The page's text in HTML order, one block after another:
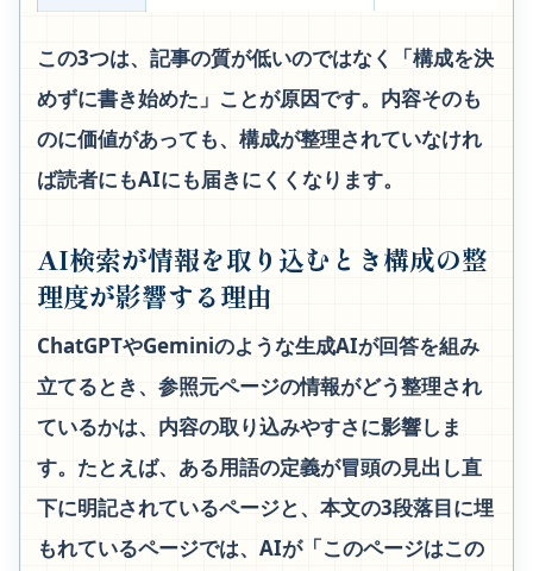
この3つは、記事の質が低いのではなく「構成を決
めずに書き始めた」ことが原因です。内容そのも
のに価値があっても、構成が整理されていなけれ
ば読者にもAIにも届きにくくなります。
AI検索が情報を取り込むとき構成の整
理度が影響する理由
ChatGPTやGeminiのような生成AIが回答を組み
立てるとき、参照元ページの情報がどう整理され
ているかは、内容の取り込みやすさに影響しま
す。たとえば、ある用語の定義が冒頭の見出し直
下に明記されているページと、本文の3段落目に埋
もれているページでは、AIが「このページはこの